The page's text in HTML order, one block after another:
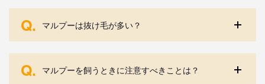
Q. マルプーは抜け毛が多い？
Q. マルプーを飼うときに注意すべきことは？